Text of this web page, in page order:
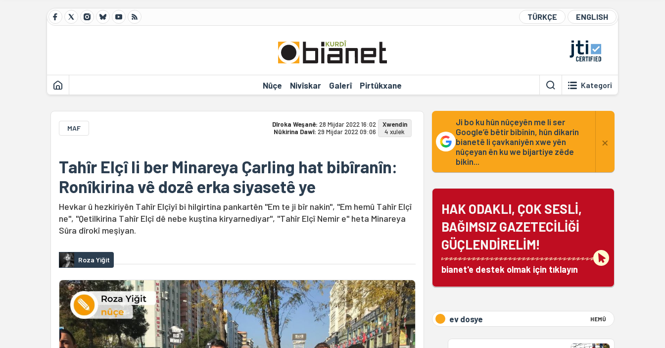
TÜRKÇE ENGLISH
Nûçe Nivîskar Galerî Pirtûkxane Kategorî
MAF Dîroka Weşanê: 28 Mijdar 2022 16:02
Nûkirina Dawî: 29 Mijdar 2022 09:06
Xwendin
4 xulek
Tahîr Elçî li ber Minareya Çarling hat bibîranîn:
Ronîkirina vê dozê erka siyasetê ye
Hevkar û hezkiriyên Tahîr Elçîyî bi hilgirtina pankartên "Em te ji bîr nakin", "Em hemû Tahîr Elçî
ne", "Qetilkirina Tahîr Elçî dê nebe kuştina kiryarnediyar", "Tahîr Elçî Nemir e" heta Minareya
Sûra dîrokî meşiyan.
Roza Yiğit
Ji bo ku hûn nûçeyên me li ser
Google’ê bêtir bibînin, hûn dikarin
bianetê li çavkaniyên xwe yên
nûçeyan ên ku we bijartiye zêde
bikin...
×
HAK ODAKLI, ÇOK SESLİ,
BAĞIMSIZ GAZETECİLİĞİ
GÜÇLENDİRELİM!
bianet'e destek olmak için tıklayın
ev dosye HEMÛ